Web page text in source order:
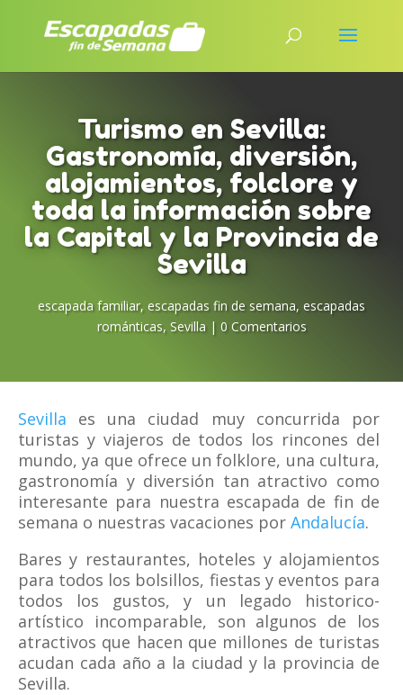
Turismo en Sevilla:
Gastronomía, diversión,
alojamientos, folclore y
toda la información sobre
la Capital y la Provincia de
Sevilla
escapada familiar, escapadas fin de semana, escapadas
románticas, Sevilla| 0 Comentarios
Sevilla es una ciudad muy concurrida por
turistas y viajeros de todos los rincones del
mundo, ya que ofrece un folklore, una cultura,
gastronomía y diversión tan atractivo como
interesante para nuestra escapada de fin de
semana o nuestras vacaciones por Andalucía.
Bares y restaurantes, hoteles y alojamientos
para todos los bolsillos, fiestas y eventos para
todos los gustos, y un legado historico-
artístico incomparable, son algunos de los
atractivos que hacen que millones de turistas
acudan cada año a la ciudad y la provincia de
Sevilla.